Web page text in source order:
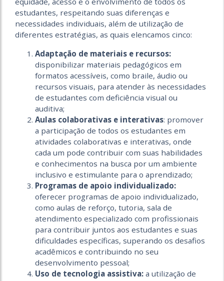
estudantes, respeitando suas diferenças e
necessidades individuais, além de utilização de
diferentes estratégias, as quais elencamos cinco:
Adaptação de materiais e recursos:
disponibilizar materiais pedagógicos em
formatos acessíveis, como braile, áudio ou
recursos visuais, para atender às necessidades
de estudantes com deficiência visual ou
auditiva;
Aulas colaborativas e interativas: promover
a participação de todos os estudantes em
atividades colaborativas e interativas, onde
cada um pode contribuir com suas habilidades
e conhecimentos na busca por um ambiente
inclusivo e estimulante para o aprendizado;
Programas de apoio individualizado:
oferecer programas de apoio individualizado,
como aulas de reforço, tutoria, sala de
atendimento especializado com profissionais
para contribuir juntos aos estudantes e suas
dificuldades específicas, superando os desafios
acadêmicos e contribuindo no seu
desenvolvimento pessoal;
Uso de tecnologia assistiva: a utilização de